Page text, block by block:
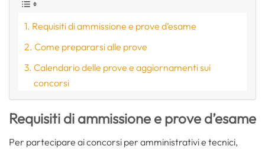
Requisiti di ammissione e prove d’esame
Come prepararsi alle prove
Calendario delle prove e aggiornamenti sui
concorsi
Requisiti di ammissione e prove d’esame
Per partecipare ai concorsi per amministrativi e tecnici,